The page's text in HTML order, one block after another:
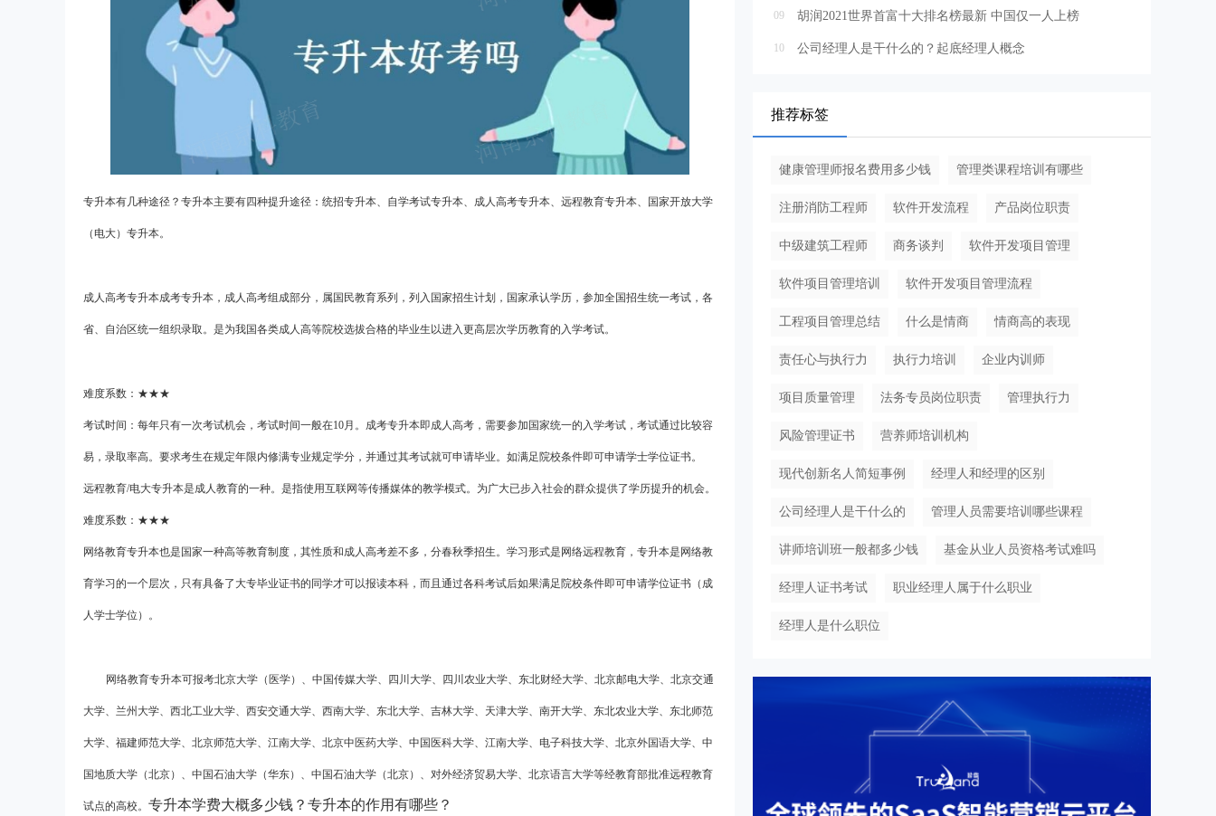
专升本有几种途径？专升本主要有四种提升途径：统招专升本、自学考试专升本、成人高考专升本、远程教育专升本、国家开放大学
（电大）专升本。
成人高考专升本成考专升本，成人高考组成部分，属国民教育系列，列入国家招生计划，国家承认学历，参加全国招生统一考试，各
省、自治区统一组织录取。是为我国各类成人高等院校选拔合格的毕业生以进入更高层次学历教育的入学考试。
难度系数：★★★
考试时间：每年只有一次考试机会，考试时间一般在10月。成考专升本即成人高考，需要参加国家统一的入学考试，考试通过比较容
易，录取率高。要求考生在规定年限内修满专业规定学分，并通过其考试就可申请毕业。如满足院校条件即可申请学士学位证书。
远程教育/电大专升本是成人教育的一种。是指使用互联网等传播媒体的教学模式。为广大已步入社会的群众提供了学历提升的机会。
难度系数：★★★
网络教育专升本也是国家一种高等教育制度，其性质和成人高考差不多，分春秋季招生。学习形式是网络远程教育，专升本是网络教
育学习的一个层次，只有具备了大专毕业证书的同学才可以报读本科，而且通过各科考试后如果满足院校条件即可申请学位证书（成
人学士学位）。
网络教育专升本可报考北京大学（医学）、中国传媒大学、四川大学、四川农业大学、东北财经大学、北京邮电大学、北京交通
大学、兰州大学、西北工业大学、西安交通大学、西南大学、东北大学、吉林大学、天津大学、南开大学、东北农业大学、东北师范
大学、福建师范大学、北京师范大学、江南大学、北京中医药大学、中国医科大学、江南大学、电子科技大学、北京外国语大学、中
国地质大学（北京）、中国石油大学（华东）、中国石油大学（北京）、对外经济贸易大学、北京语言大学等经教育部批准远程教育
试点的高校。 专升本学费大概多少钱？专升本的作用有哪些？
09 胡润2021世界首富十大排名榜最新 中国仅一人上榜
10 公司经理人是干什么的？起底经理人概念
推荐标签
健康管理师报名费用多少钱 管理类课程培训有哪些
注册消防工程师 软件开发流程 产品岗位职责
中级建筑工程师 商务谈判 软件开发项目管理
软件项目管理培训 软件开发项目管理流程
工程项目管理总结 什么是情商 情商高的表现
责任心与执行力 执行力培训 企业内训师
项目质量管理 法务专员岗位职责 管理执行力
风险管理证书 营养师培训机构
现代创新名人简短事例 经理人和经理的区别
公司经理人是干什么的 管理人员需要培训哪些课程
讲师培训班一般都多少钱 基金从业人员资格考试难吗
经理人证书考试 职业经理人属于什么职业
经理人是什么职位